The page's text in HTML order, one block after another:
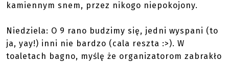
kamiennym snem, przez nikogo niepokojony.
Niedziela: O 9 rano budzimy się, jedni wyspani (to
ja, yay!) inni nie bardzo (cala reszta :>). W
toaletach bagno, myślę że organizatorom zabrakło